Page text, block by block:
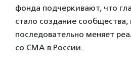
фонда подчеркивают, что
стало создание сообщества,
последовательно меняет
со СМА в России.